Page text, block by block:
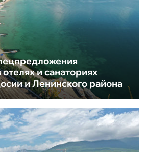
и санаториях
и Ленинского района